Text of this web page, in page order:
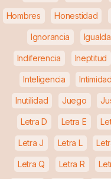
Hombres Honestidad
Ignorancia
Indiferencia Ineptitud
Inteligencia Intimidad
Inutilidad Juego
Letra D Letra E
Letra J Letra L
Letra Q Letra R